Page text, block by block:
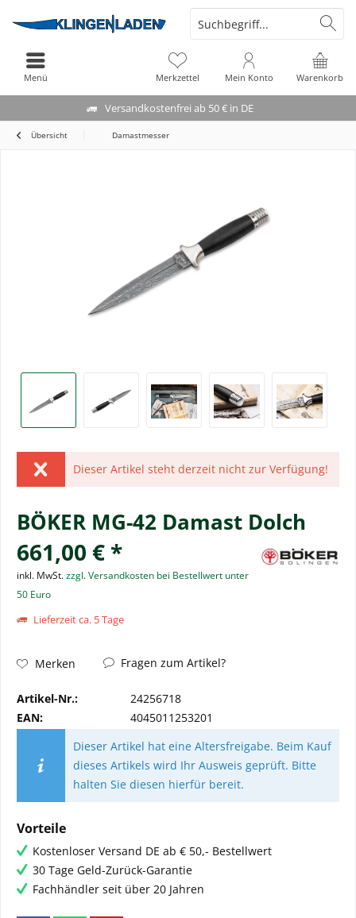
Versandkostenfrei ab 50 € in DE
Warenkorb
Merkzettel Mein Konto
Menü
Übersicht Damastmesser
Dieser Artikel steht derzeit nicht zur Verfügung!
BÖKER MG-42 Damast Dolch
661,00 € *
inkl. MwSt.zzgl. Versandkosten bei Bestellwert unter
50 Euro
Lieferzeit ca. 5 Tage
Merken Fragen zum Artikel?
Artikel-Nr.:
24256718
EAN:
4045011253201
Dieser Artikel hat eine Altersfreigabe. Beim Kauf
dieses Artikels wird Ihr Ausweis geprüft. Bitte
halten Sie diesen hierfür bereit.
Vorteile
Kostenloser Versand DE ab € 50,- Bestellwert
30 Tage Geld-Zurück-Garantie
Fachhändler seit über 20 Jahren